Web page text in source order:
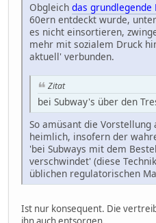
Obgleich das grundlegende
60ern entdeckt wurde,
es nicht einsortieren,
mehr mit sozialem Druck
aktuell' verbunden.
Zitat
bei Subway's über den
So amüsant die
heimlich, insofern der
'bei Subways mit dem
verschwindet' (diese
üblichen regulatorischen
Ist nur konsequent. Die